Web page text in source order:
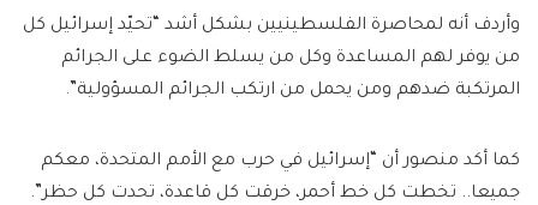
وأردف أنه لمحاصرة الفلسطينيين بشكل أشد “تحيّد إسرائيل كل
من يوفر لهم المساعدة وكل من يسلط الضوء على الجرائم
المرتكبة ضدهم ومن يحمل من ارتكب الجرائم المسؤولية”.
كما أكد منصور أن “إسرائيل في حرب مع الأمم المتحدة، معكم
جميعا.. تخطت كل خط أحمر، خرقت كل قاعدة، تحدت كل حظر”.